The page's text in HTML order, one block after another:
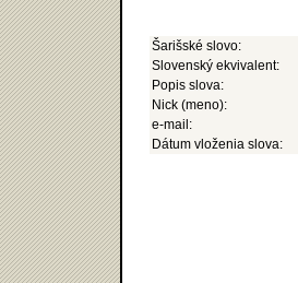
Šarišské slovo:
Slovenský ekvivalent:
Popis slova:
Nick (meno):
e-mail:
Dátum vloženia slova: